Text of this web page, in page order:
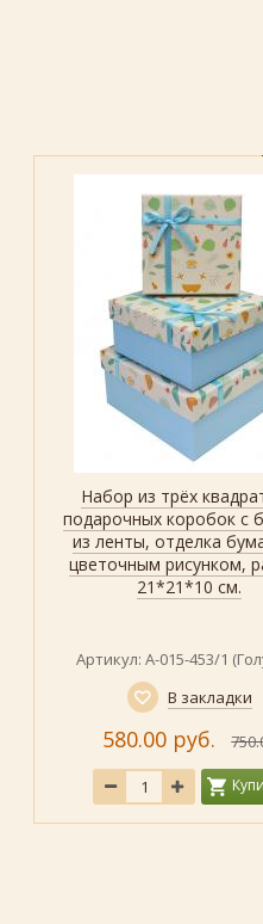
БыстрыйПоказать
Набор из трёх
подарочных коробок с
из ленты, отделка
цветочным рисунком,
21*21*10 см.
Артикул: А-015-453/1
В закладки
580.00 руб.